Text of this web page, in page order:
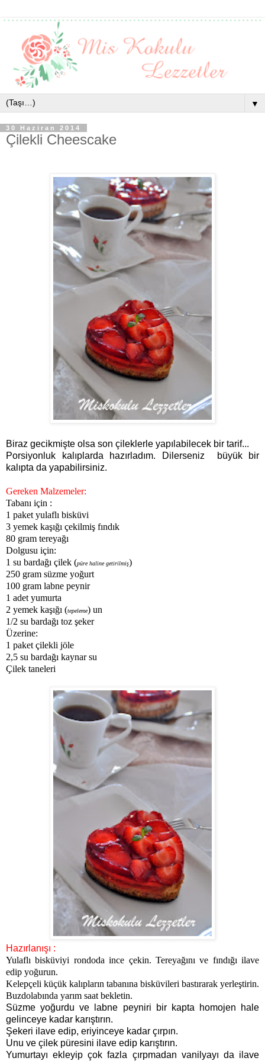
▼
30 Haziran 2014
Çilekli Cheescake
Biraz gecikmişte olsa son çileklerle yapılabilecek bir tarif...
Porsiyonluk kalıplarda hazırladım. Dilerseniz büyük bir
kalıpta da yapabilirsiniz.
Gereken Malzemeler:
Tabanı için :
1 paket yulaflı bisküvi
3 yemek kaşığı çekilmiş fındık
80 gram tereyağı
Dolgusu için:
1 su bardağı çilek (püre haline getirilmiş)
250 gram süzme yoğurt
100 gram labne peynir
1 adet yumurta
2 yemek kaşığı (tepeleme) un
1/2 su bardağı toz şeker
Üzerine:
1 paket çilekli jöle
2,5 su bardağı kaynar su
Çilek taneleri
Hazırlanışı :
Yulaflı bisküviyi rondoda ince çekin. Tereyağını ve fındığı ilave
edip yoğurun.
Kelepçeli küçük kalıpların tabanına bisküvileri bastırarak yerleştirin.
Buzdolabında yarım saat bekletin.
Süzme yoğurdu ve labne peyniri bir kapta homojen hale
gelinceye kadar karıştırın.
Şekeri ilave edip, eriyinceye kadar çırpın.
Unu ve çilek püresini ilave edip karıştırın.
Yumurtayı ekleyip çok fazla çırpmadan vanilyayı da ilave